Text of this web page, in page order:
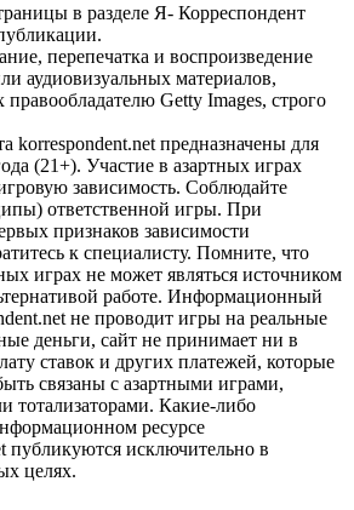
в разделе Я- Корреспондент
перепечатка и воспроизведение
аудиовизуальных материалов,
Getty Images, строго
korrespondent.net предназначены для
(21+). Участие в азартных играх
зависимость. Соблюдайте
ответственной игры. При
признаков зависимости
к специалисту. Помните, что
играх не может являться источником
работе. Информационный
не проводит игры на реальные
деньги, сайт не принимает ни в
ставок и других платежей, которые
связаны с азартными играми,
тотализаторами. Какие-либо
ресурсе
публикуются исключительно в
целях.